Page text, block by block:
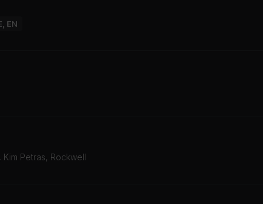
EN
Kim Petras, Rockwell